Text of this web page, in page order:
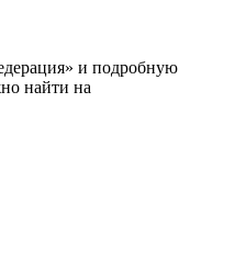
и подробную
найти на